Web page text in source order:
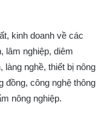
kinh doanh về các
lâm nghiệp, diêm
làng nghề, thiết bị nông
đồng, công nghệ thông
nông nghiệp.